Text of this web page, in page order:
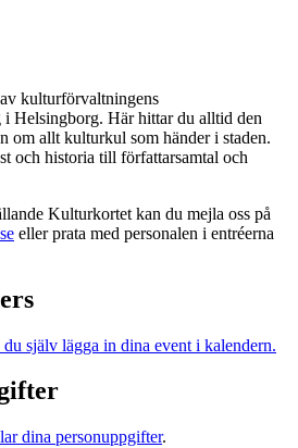
kulturförvaltningens
Helsingborg. Här hittar du alltid den
om allt kulturkul som händer i staden.
och historia till författarsamtal och
Kulturkortet kan du mejla oss på
eller prata med personalen i entréerna
du själv lägga in dina event i kalendern.
dina personuppgifter.